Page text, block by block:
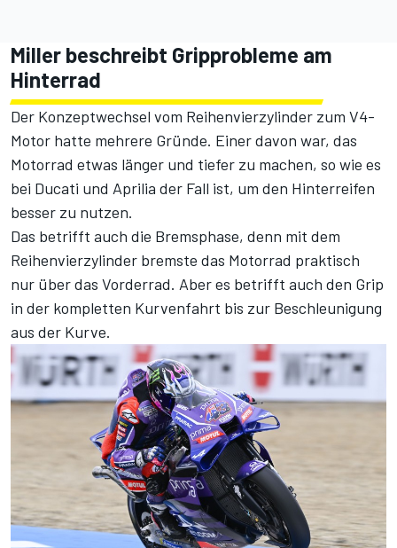
Miller beschreibt Gripprobleme am
Hinterrad
Der Konzeptwechsel vom Reihenvierzylinder zum V4-
Motor hatte mehrere Gründe. Einer davon war, das
Motorrad etwas länger und tiefer zu machen, so wie es
bei Ducati und Aprilia der Fall ist, um den Hinterreifen
besser zu nutzen.
Das betrifft auch die Bremsphase, denn mit dem
Reihenvierzylinder bremste das Motorrad praktisch
nur über das Vorderrad. Aber es betrifft auch den Grip
in der kompletten Kurvenfahrt bis zur Beschleunigung
aus der Kurve.